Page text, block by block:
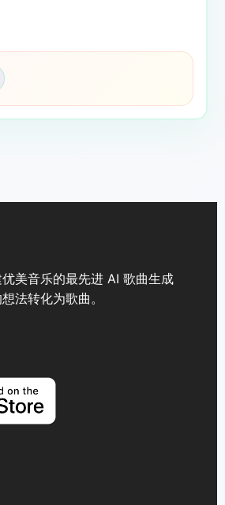
美音乐的最先进 AI 歌曲生成
法转化为歌曲。